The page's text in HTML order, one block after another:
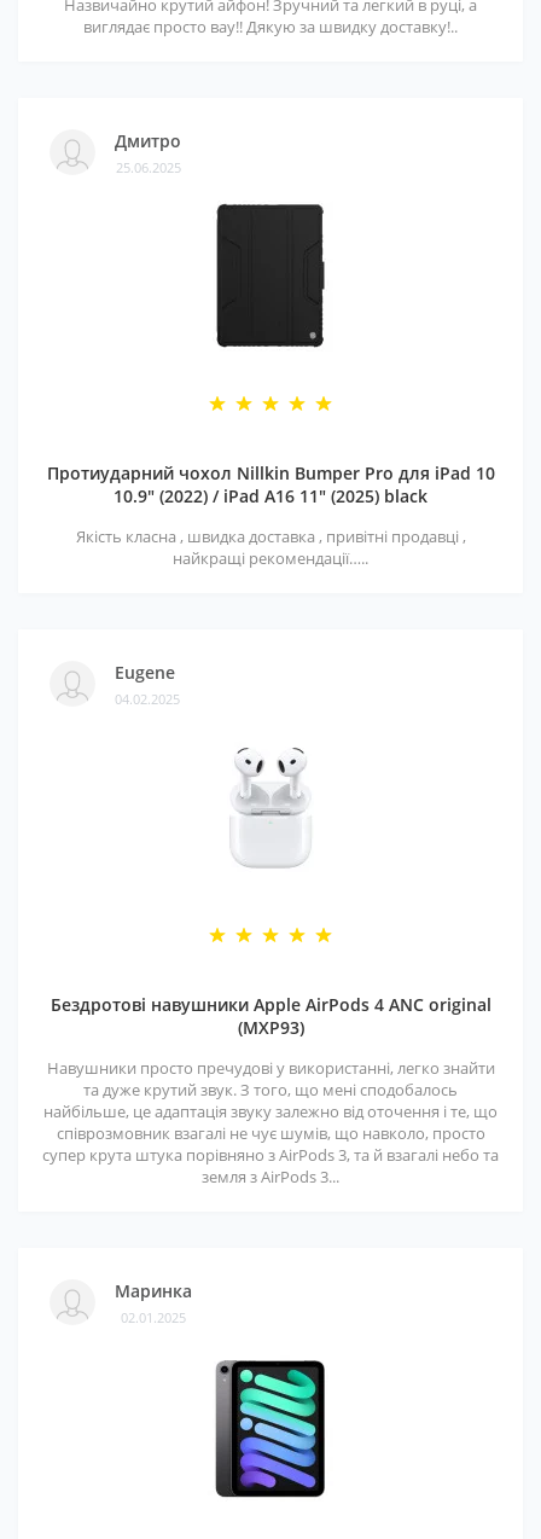
Назвичайно крутий айфон! Зручний та легкий в руці, а
виглядає просто вау!! Дякую за швидку доставку!..
Дмитро
25.06.2025
Протиударний чохол Nillkin Bumper Pro для iPad 10
10.9" (2022) / iPad A16 11" (2025) black
Якість класна , швидка доставка , привітні продавці ,
найкращі рекомендації…..
Eugene
04.02.2025
Бездротові навушники Apple AirPods 4 ANC original
(MXP93)
Навушники просто пречудові у використанні, легко знайти
та дуже крутий звук. З того, що мені сподобалось
найбільше, це адаптація звуку залежно від оточення і те, що
співрозмовник взагалі не чує шумів, що навколо, просто
супер крута штука порівняно з AirPods 3, та й взагалі небо та
земля з AirPods 3...
Маринка
02.01.2025